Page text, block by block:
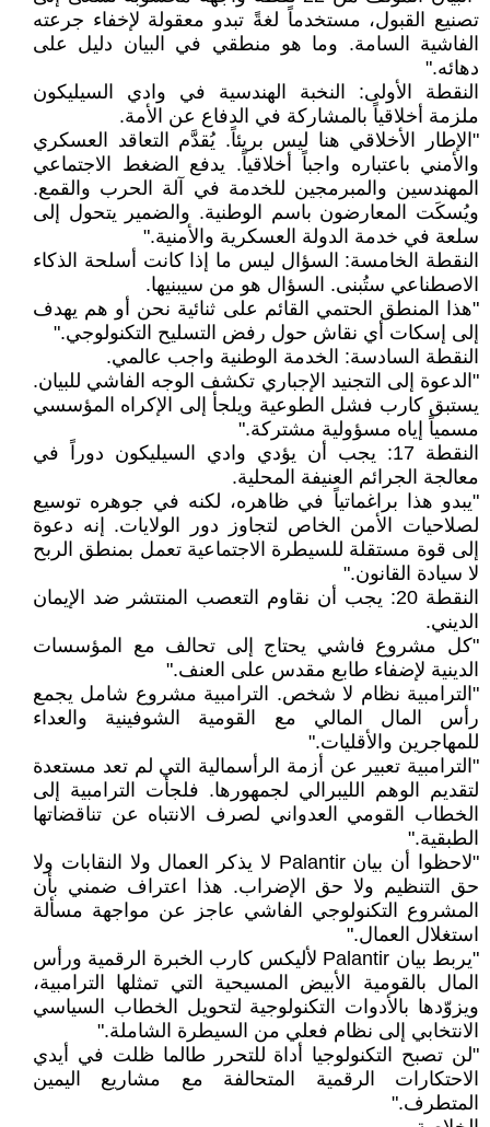
تصنيع القبول، مستخدماً لغةً تبدو معقولة لإخفاء جرعته
الفاشية السامة. وما هو منطقي في البيان دليل على
دهائه."
النقطة الأولى: النخبة الهندسية في وادي السيليكون
ملزمة أخلاقياً بالمشاركة في الدفاع عن الأمة.
"الإطار الأخلاقي هنا ليس بريئاً. يُقدَّم التعاقد العسكري
والأمني باعتباره واجباً أخلاقياً. يدفع الضغط الاجتماعي
المهندسين والمبرمجين للخدمة في آلة الحرب والقمع.
ويُسكَت المعارضون باسم الوطنية. والضمير يتحول إلى
سلعة في خدمة الدولة العسكرية والأمنية."
النقطة الخامسة: السؤال ليس ما إذا كانت أسلحة الذكاء
الاصطناعي ستُبنى. السؤال هو من سيبنيها.
"هذا المنطق الحتمي القائم على ثنائية نحن أو هم يهدف
إلى إسكات أي نقاش حول رفض التسليح التكنولوجي."
النقطة السادسة: الخدمة الوطنية واجب عالمي.
"الدعوة إلى التجنيد الإجباري تكشف الوجه الفاشي للبيان.
يستبق كارب فشل الطوعية ويلجأ إلى الإكراه المؤسسي
مسمياً إياه مسؤولية مشتركة."
النقطة 17: يجب أن يؤدي وادي السيليكون دوراً في
معالجة الجرائم العنيفة المحلية.
"يبدو هذا براغماتياً في ظاهره، لكنه في جوهره توسيع
لصلاحيات الأمن الخاص لتجاوز دور الولايات. إنه دعوة
إلى قوة مستقلة للسيطرة الاجتماعية تعمل بمنطق الربح
لا سيادة القانون."
النقطة 20: يجب أن نقاوم التعصب المنتشر ضد الإيمان
الديني.
"كل مشروع فاشي يحتاج إلى تحالف مع المؤسسات
الدينية لإضفاء طابع مقدس على العنف."
"الترامبية نظام لا شخص. الترامبية مشروع شامل يجمع
رأس المال المالي مع القومية الشوفينية والعداء
للمهاجرين والأقليات."
"الترامبية تعبير عن أزمة الرأسمالية التي لم تعد مستعدة
لتقديم الوهم الليبرالي لجمهورها. فلجأت الترامبية إلى
الخطاب القومي العدواني لصرف الانتباه عن تناقضاتها
الطبقية."
"لاحظوا أن بيان Palantir لا يذكر العمال ولا النقابات ولا
حق التنظيم ولا حق الإضراب. هذا اعتراف ضمني بأن
المشروع التكنولوجي الفاشي عاجز عن مواجهة مسألة
استغلال العمال."
"يربط بيان Palantir لأليكس كارب الخبرة الرقمية ورأس
المال بالقومية الأبيض المسيحية التي تمثلها الترامبية،
ويزوّدها بالأدوات التكنولوجية لتحويل الخطاب السياسي
الانتخابي إلى نظام فعلي من السيطرة الشاملة."
"لن تصبح التكنولوجيا أداة للتحرر طالما ظلت في أيدي
الاحتكارات الرقمية المتحالفة مع مشاريع اليمين
المتطرف."